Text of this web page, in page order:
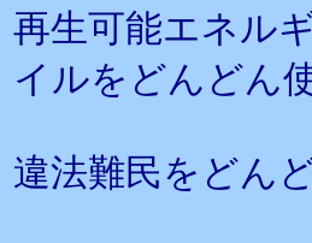
再生可能エネル
イルをどんどん
違法難民をどん